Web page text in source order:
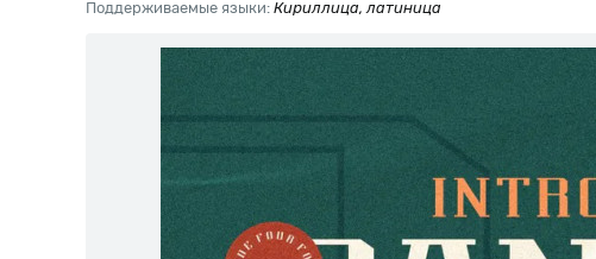
Поддерживаемые языки: Кириллица, латиница